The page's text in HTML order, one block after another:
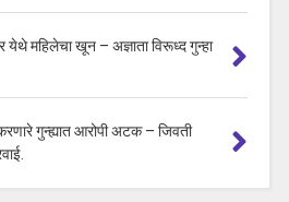
येथे महिलेचा खून – अज्ञाता विरूध्द गुन्हा
गुन्ह्यात आरोपी अटक – जिवती